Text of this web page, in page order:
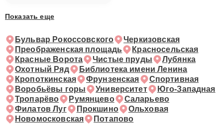
Показать еще
Бульвар Рокоссовского
Черкизовская
Преображенская площадь
Красносельская
Красные Ворота
Чистые пруды
Лубянка
Охотный Ряд
Библиотека имени Ленина
Кропоткинская
Фрунзенская
Спортивная
Воробьёвы горы
Университет
Юго-Западная
Тропарёво
Румянцево
Саларьево
Филатов Луг
Прокшино
Ольховая
Новомосковская
Потапово